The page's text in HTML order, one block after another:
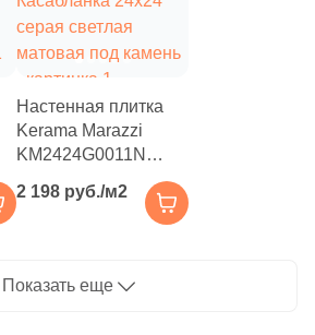
Настенная плитка
Kerama Marazzi
KM2424G0011N
Касабланка 24x24
серая светлая
матовая под камень
2 198 руб./м2
Показать еще